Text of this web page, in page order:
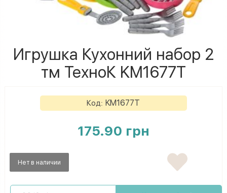
Игрушка Кухонний набор 2
тм ТехноК KM1677T
Код: KM1677T
175.90 грн
Нет в наличии